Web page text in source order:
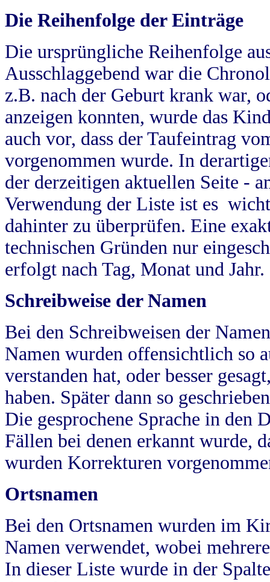
Die Reihenfolge der Einträge
Die ursprüngliche Reihenfolge
Ausschlaggebend war die
z.B. nach der Geburt krank war,
anzeigen konnten, wurde das
auch vor, dass der Taufeintrag
vorgenommen wurde. In
der derzeitigen aktuellen Seite -
Verwendung der Liste ist es
dahinter zu überprüfen. Eine
technischen Gründen nur
erfolgt nach Tag, Monat und Jahr.
Schreibweise der Namen
Bei den Schreibweisen der
Namen wurden offensichtlich so
verstanden hat, oder besser
haben. Später dann so
Die gesprochene Sprache in
Fällen bei denen erkannt wurde,
wurden Korrekturen
Ortsnamen
Bei den Ortsnamen wurden im
Namen verwendet, wobei
In dieser Liste wurde in der